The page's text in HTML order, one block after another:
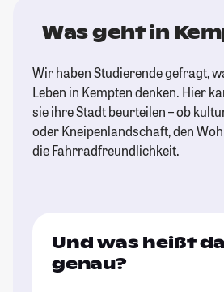
Was geht in
Wir haben Studierende gefragt,
Leben in Kempten denken. Hier
sie ihre Stadt beurteilen – ob
oder Kneipenlandschaft, den
die Fahrradfreundlichkeit.
Und was heißt
genau?